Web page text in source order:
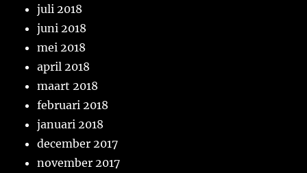
juli 2018
juni 2018
mei 2018
april 2018
maart 2018
februari 2018
januari 2018
december 2017
november 2017